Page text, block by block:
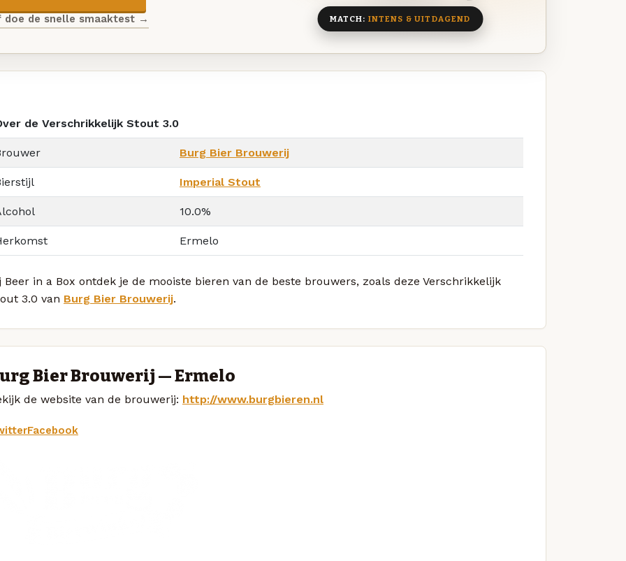
doe de snelle smaaktest → MATCH: INTENS & UITDAGEND
de Verschrikkelijk Stout 3.0
Burg Bier Brouwerij
Imperial Stout
10.0%
Ermelo
Beer in a Box ontdek je de mooiste bieren van de beste brouwers, zoals deze Verschrikkelijk
3.0 van Burg Bier Brouwerij.
Bier Brouwerij — Ermelo
de website van de brouwerij: http://www.burgbieren.nl
Facebook